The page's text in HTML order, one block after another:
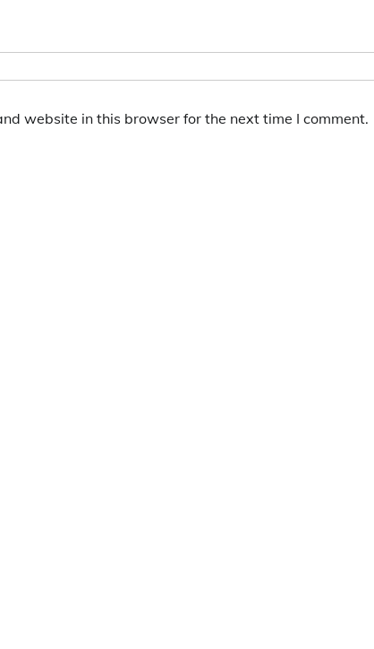
website in this browser for the next time I comment.